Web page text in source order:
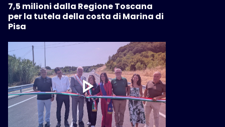
7,5 milioni dalla Regione Toscana
per la tutela della costa di Marina di
Pisa